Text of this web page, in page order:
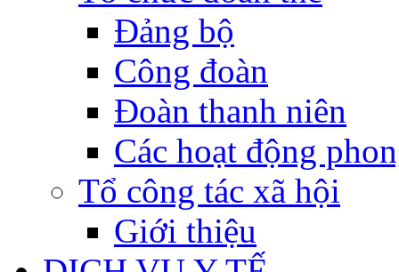
Đảng bộ
Công đoàn
Đoàn thanh niên
Các hoạt động
Tổ công tác xã hội
Giới thiệu